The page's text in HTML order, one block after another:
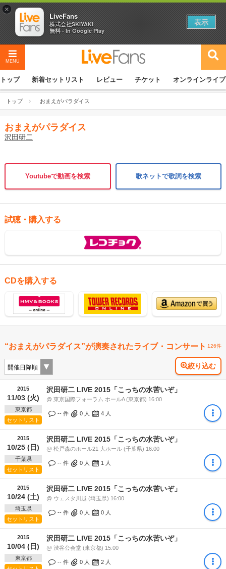
MENU
トップ 新着セットリスト レビュー チケット オンラインライブ
トップ おまえがパラダイス
おまえがパラダイス
沢田研二
Youtubeで動画を検索 歌ネットで歌詞を検索
試聴・購入する
CDを購入する
“おまえがパラダイス”が演奏されたライブ・コンサート 126件
絞り込む
2015
11/03 (火)
東京都
セットリスト
沢田研二 LIVE 2015「こっちの水苦いぞ」
@ 東京国際フォーラム ホールA (東京都) 16:00
-- 件 0 人 4 人
2015
10/25 (日)
千葉県
セットリスト
沢田研二 LIVE 2015「こっちの水苦いぞ」
@ 松戸森のホール21 大ホール (千葉県) 16:00
-- 件 0 人 1 人
2015
10/24 (土)
埼玉県
セットリスト
沢田研二 LIVE 2015「こっちの水苦いぞ」
@ ウェスタ川越 (埼玉県) 16:00
-- 件 0 人 0 人
2015
10/04 (日)
東京都
沢田研二 LIVE 2015「こっちの水苦いぞ」
@ 渋谷公会堂 (東京都) 15:00
-- 件 0 人 2 人
×
LiveFans
株式会社SKIYAKI
無料 - In Google Play
表示